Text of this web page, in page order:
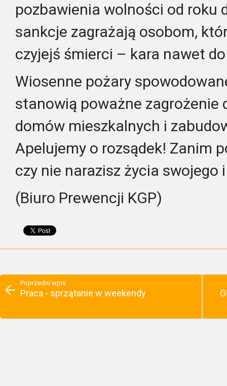
pozbawienia wolności od roku
sankcje zagrażają osobom,
czyjejś śmierci – kara nawet
Wiosenne pożary
stanowią poważne zagrożenie
domów mieszkalnych i
Apelujemy o rozsądek! Zanim
czy nie narazisz życia swojego
(Biuro Prewencji KGP)
Poprzedni wpis
Praca - sprzątanie w weekendy